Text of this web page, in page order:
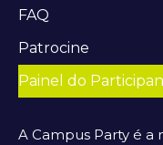
FAQ
Patrocine
Painel do
A Campus Party é a